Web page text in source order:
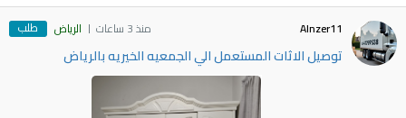
Alnzer11 منذ 3 ساعات الرياض طلب
توصيل الاثات المستعمل الي الجمعيه الخيريه بالرياض